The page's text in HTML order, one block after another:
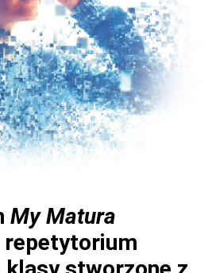
My Matura
repetytorium